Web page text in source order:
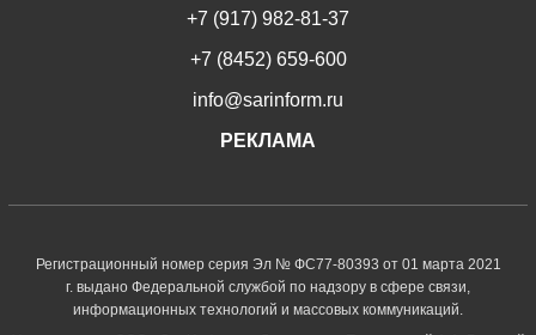
+7 (917) 982-81-37
+7 (8452) 659-600
info@sarinform.ru
РЕКЛАМА
Регистрационный номер серия Эл № ФС77-80393 от 01 марта 2021
г. выдано Федеральной службой по надзору в сфере связи,
информационных технологий и массовых коммуникаций.